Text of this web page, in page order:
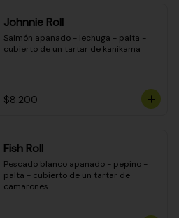
Johnnie Roll
Salmón apanado - lechuga - palta -
cubierto de un tartar de kanikama
$8.200
Fish Roll
Pescado blanco apanado - pepino -
palta - cubierto de un tartar de
camarones